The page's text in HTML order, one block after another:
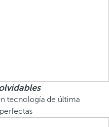
tecnología de última